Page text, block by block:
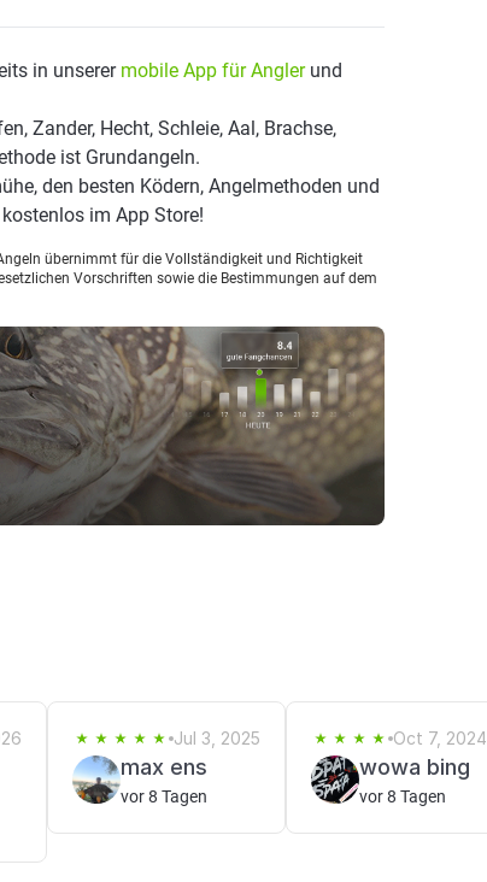
in unserer mobile App für Anglerund
Zander, Hecht, Schleie, Aal, Brachse,
ist Grundangeln.
den besten Ködern, Angelmethoden und
kostenlos im App Store!
übernimmt für die Vollständigkeit und Richtigkeit
Vorschriften sowie die Bestimmungen auf dem
Jul 3, 2025
max ens
vor 8 Tagen
Oct 7, 2024
wowa bing
vor 8 Tagen